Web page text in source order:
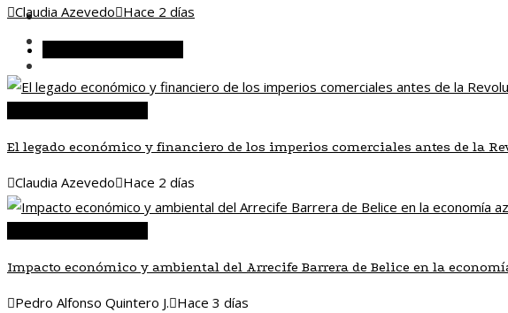
Responsabilidad social
Ciencia y tecnología
Claudia Azevedo Hace 2 días
El legado económico y financiero de los imperios comerciales antes de la
Claudia Azevedo Hace 2 días
Impacto económico y ambiental del Arrecife Barrera de Belice en la
Pedro Alfonso Quintero J. Hace 3 días